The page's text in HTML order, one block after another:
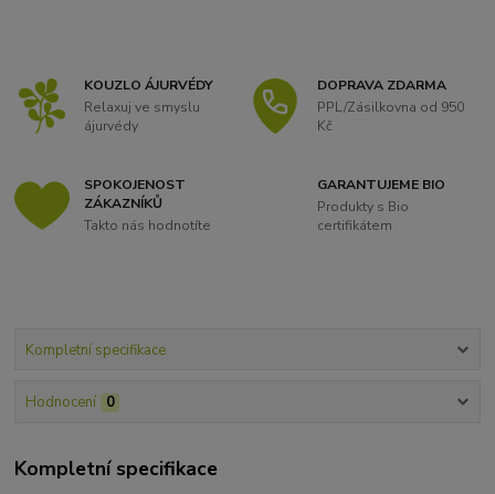
KOUZLO ÁJURVÉDY
Relaxuj ve smyslu
ájurvédy
DOPRAVA ZDARMA
PPL/Zásilkovna od 950
Kč
SPOKOJENOST
ZÁKAZNÍKŮ
Takto nás hodnotíte
GARANTUJEME BIO
Produkty s Bio
certifikátem
Kompletní specifikace
Hodnocení 0
Kompletní specifikace